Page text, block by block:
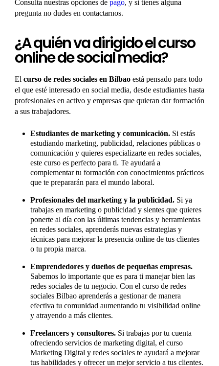
Consulta nuestras opciones de pago, y si tienes alguna
pregunta no dudes en contactarnos.
¿A quién va dirigido el curso
online de social media?
El curso de redes sociales en Bilbao está pensado para todo
el que esté interesado en social media, desde estudiantes hasta
profesionales en activo y empresas que quieran dar formación
a sus trabajadores.
Estudiantes de marketing y comunicación. Si estás
estudiando marketing, publicidad, relaciones públicas o
comunicación y quieres especializarte en redes sociales,
este curso es perfecto para ti. Te ayudará a
complementar tu formación con conocimientos prácticos
que te prepararán para el mundo laboral.
Profesionales del marketing y la publicidad. Si ya
trabajas en marketing o publicidad y sientes que quieres
ponerte al día con las últimas tendencias y herramientas
en redes sociales, aprenderás nuevas estrategias y
técnicas para mejorar la presencia online de tus clientes
o tu propia marca.
Emprendedores y dueños de pequeñas empresas.
Sabemos lo importante que es para ti manejar bien las
redes sociales de tu negocio. Con el curso de redes
sociales Bilbao aprenderás a gestionar de manera
efectiva tu comunidad aumentando tu visibilidad online
y atrayendo a más clientes.
Freelancers y consultores. Si trabajas por tu cuenta
ofreciendo servicios de marketing digital, el curso
Marketing Digital y redes sociales te ayudará a mejorar
tus habilidades y ofrecer un mejor servicio a tus clientes.